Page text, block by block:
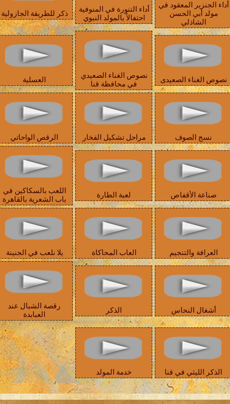
أداء الجنزير المعقود في
مولد أبي الحسن
الشاذلي
أداء التنورة في المنوفية
احتفالاً بالمولد النبوي
ذكر للطريقة الجازولية
نصوص الغناء الصعيدى
نصوص الغناء الصعيدي
في محافظة قنا
العسلية
نسج الصوف مراحل تشكيل الفخار الرقص الواحاتي
صناعة الأقفاص لعبة الطارة
اللعب بالسكاكين في
باب الشعرية بالقاهرة
العرافة والتنجيم العاب المحاكاة يلا نلعب في الجنينة
أشغال النحاس الذكر
رقصة الشبال عند
العبابدة
الذكر الليثي في قنا خدمة المولد